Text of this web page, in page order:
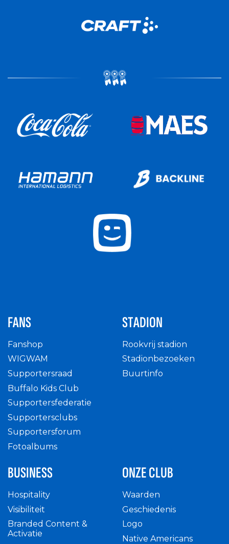
FANS
Fanshop
WIGWAM
Supportersraad
Buffalo Kids Club
Supportersfederatie
Supportersclubs
Supportersforum
Fotoalbums
STADION
Rookvrij stadion
Stadionbezoeken
Buurtinfo
BUSINESS
Hospitality
Visibiliteit
Branded Content &
Activatie
ONZE CLUB
Waarden
Geschiedenis
Logo
Native Americans